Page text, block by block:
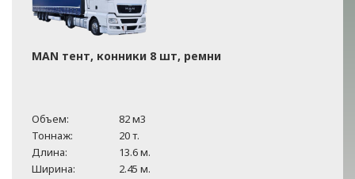
MAN тент, конники 8 шт, ремни
Объем:
82 м3
Тоннаж:
20 т.
Длина:
13.6 м.
Ширина:
2.45 м.